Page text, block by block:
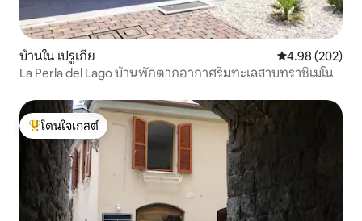
บ้านใน เปรูเกีย คะแนนเฉลี่ย
4.98 (202)
La Perla del Lago บ้านพักตากอากาศริมทะเลสาบทราซิเมโน
โดนใจเกสต์ที่สุด
โดนใจเกสต์